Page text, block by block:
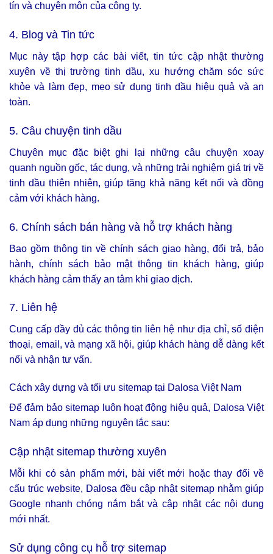
tín và chuyên môn của công ty.
4. Blog và Tin tức
Mục này tập hợp các bài viết, tin tức cập nhật thường
xuyên về thị trường tinh dầu, xu hướng chăm sóc sức
khỏe và làm đẹp, mẹo sử dụng tinh dầu hiệu quả và an
toàn.
5. Câu chuyện tinh dầu
Chuyên mục đặc biệt ghi lại những câu chuyện xoay
quanh nguồn gốc, tác dụng, và những trải nghiệm giá trị về
tinh dầu thiên nhiên, giúp tăng khả năng kết nối và đồng
cảm với khách hàng.
6. Chính sách bán hàng và hỗ trợ khách hàng
Bao gồm thông tin về chính sách giao hàng, đổi trả, bảo
hành, chính sách bảo mật thông tin khách hàng, giúp
khách hàng cảm thấy an tâm khi giao dịch.
7. Liên hệ
Cung cấp đầy đủ các thông tin liên hệ như địa chỉ, số điện
thoại, email, và mạng xã hội, giúp khách hàng dễ dàng kết
nối và nhận tư vấn.
Cách xây dựng và tối ưu sitemap tại Dalosa Việt Nam
Để đảm bảo sitemap luôn hoạt động hiệu quả, Dalosa Việt
Nam áp dụng những nguyên tắc sau:
Cập nhật sitemap thường xuyên
Mỗi khi có sản phẩm mới, bài viết mới hoặc thay đổi về
cấu trúc website, Dalosa đều cập nhật sitemap nhằm giúp
Google nhanh chóng nắm bắt và cập nhật các nội dung
mới nhất.
Sử dụng công cụ hỗ trợ sitemap